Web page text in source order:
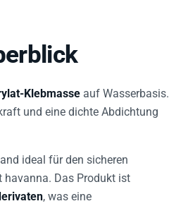
Klebmasse auf Wasserbasis.
und eine dichte Abdichtung
ideal für den sicheren
havanna. Das Produkt ist
, was eine